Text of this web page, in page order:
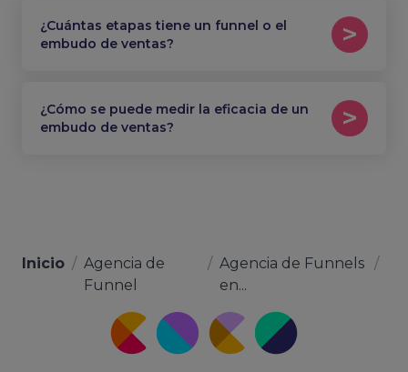
¿Cuántas etapas tiene un funnel o el
embudo de ventas?
¿Cómo se puede medir la eficacia de un
embudo de ventas?
Inicio / Agencia de
Funnel
/ Agencia de Funnels
en...
/